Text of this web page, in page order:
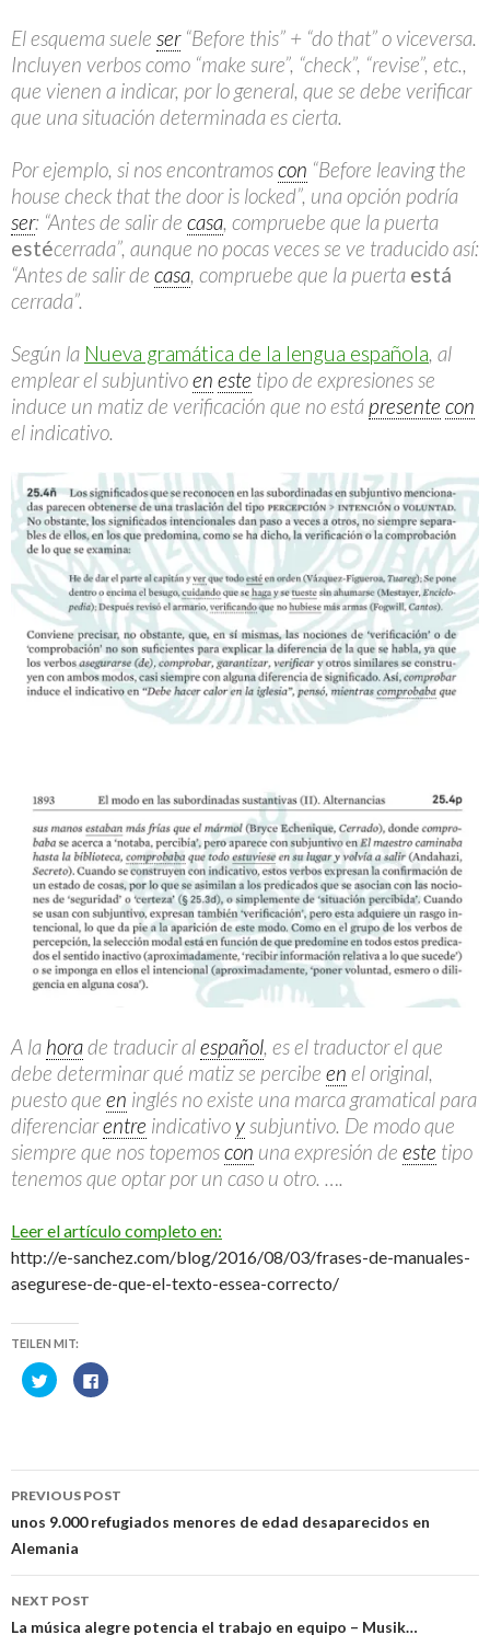
El esquema suele ser“Before this” + “do that” o viceversa.
Incluyen verbos como “make sure”, “check”, “revise”, etc.,
que vienen a indicar, por lo general, que se debe verificar
que una situación determinada es cierta.
Por ejemplo, si nos encontramoscon “Before leaving the
house check that the door is locked”, una opción podría
ser: “Antes de salir de casa, compruebe que la puerta
estécerrada”, aunque no pocas veces se ve traducido así:
“Antes de salir de casa, compruebe que la puerta está
cerrada”.
Según la Nueva gramática de la lengua española, al
emplear el subjuntivoen este tipo de expresiones se
induce un matiz de verificación que no está presente con
el indicativo.
A la horade traducir alespañol, es el traductor el que
debe determinar qué matiz se percibe en el original,
puesto que en inglés no existe una marca gramatical para
diferenciarentre indicativo ysubjuntivo. De modo que
siempre que nos topemoscon una expresión de este tipo
tenemos que optar por un caso u otro. ….
Leer el artículo completo en:
http://e-sanchez.com/blog/2016/08/03/frases-de-manuales-
asegurese-de-que-el-texto-essea-correcto/
TEILEN MIT:
C
l
s
a
e
o
n
T
w
t
e
C
l
s
a
e
o
a
o
Post
navigation
PREVIOUS POST
unos 9.000 refugiados menores de edad desaparecidos en
Alemania
NEXT POST
La música alegre potencia el trabajo en equipo – Musik…